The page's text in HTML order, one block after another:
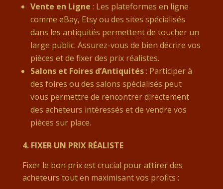
Vente en Ligne : Les plateformes en ligne
comme eBay, Etsy ou des sites spécialisés
dans les antiquités permettent de toucher un
large public. Assurez-vous de bien décrire vos
pièces et de fixer des prix réalistes.
Salons et Foires d’Antiquités: Participer à
des foires ou des salons spécialisés peut
vous permettre de rencontrer directement
des acheteurs intéressés et de vendre vos
pièces sur place.
4. FIXER UN PRIX RÉALISTE
Fixer le bon prix est crucial pour attirer des
acheteurs tout en maximisant vos profits :